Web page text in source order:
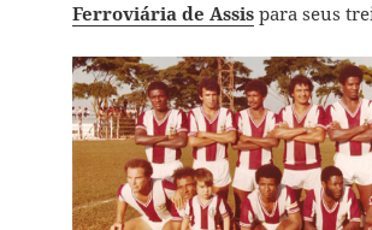
Ferroviária de Assispara seus